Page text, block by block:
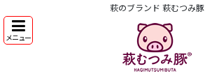
萩のブランド 萩むつみ豚
メニュー